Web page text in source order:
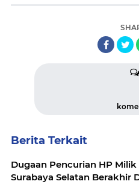
Berita Terkait
Dugaan Pencurian HP
Surabaya Selatan Berakhir